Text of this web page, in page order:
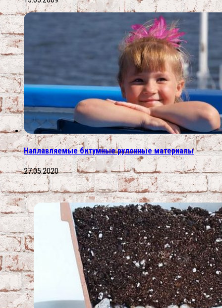
Наплавляемые битумные рулонные материалы
27.05.2020